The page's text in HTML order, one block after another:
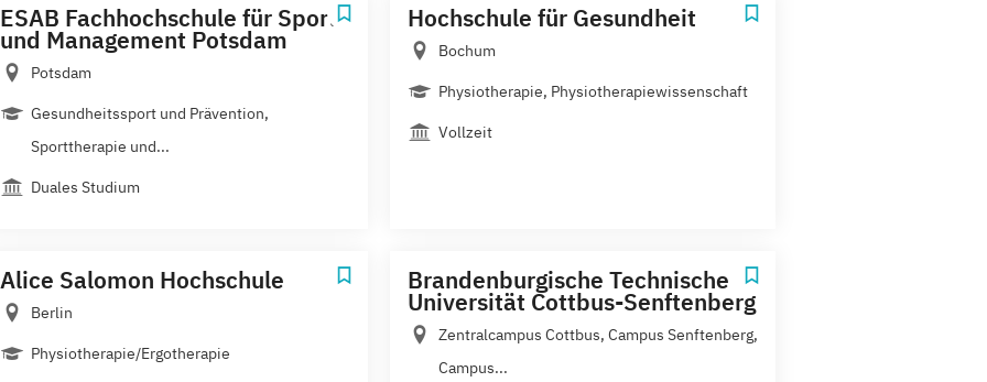
ESAB Fachhochschule für Sport
und Management Potsdam
Potsdam
Gesundheitssport und Prävention,
Sporttherapie und...
Duales Studium
Hochschule für Gesundheit
Bochum
Physiotherapie, Physiotherapiewissenschaft
Vollzeit
Alice Salomon Hochschule
Berlin
Physiotherapie/Ergotherapie
Brandenburgische Technische
Universität Cottbus-Senftenberg
Zentralcampus Cottbus, Campus Senftenberg,
Campus...